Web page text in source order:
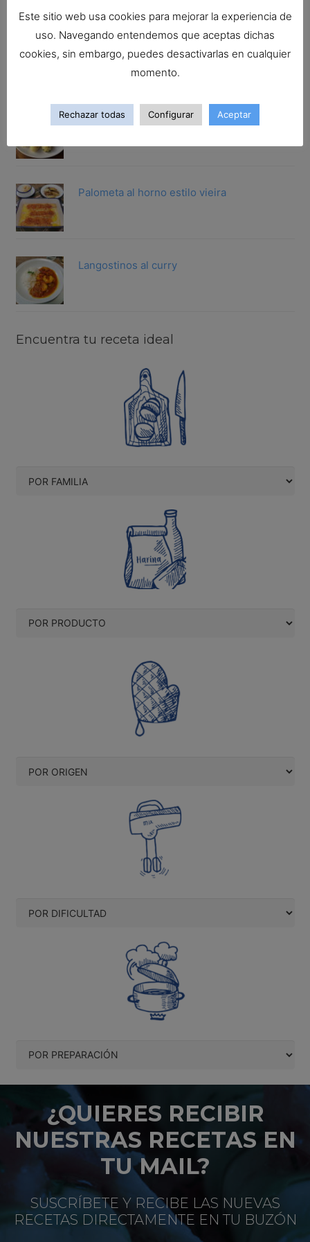
Gallineta rebozada.Trucos para rebozar
Palometa al horno estilo vieira
Langostinos al curry
Encuentra tu receta ideal
¿QUIERES RECIBIR
NUESTRAS RECETAS EN
TU MAIL?
SUSCRÍBETE Y RECIBE LAS NUEVAS
RECETAS DIRECTAMENTE EN TU BUZÓN
Este sitio web usa cookies para mejorar la experiencia de
uso. Navegando entendemos que aceptas dichas
cookies, sin embargo, puedes desactivarlas en cualquier
momento.
Rechazar todas Configurar Aceptar